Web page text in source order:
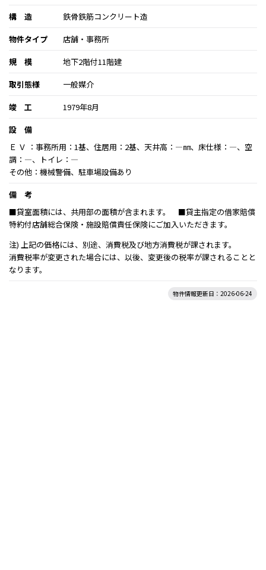
構 造
鉄骨鉄筋コンクリート造
物件タイプ
店舗・事務所
規 模
地下2階付11階建
取引態様
一般媒介
竣 工
1979年8月
設 備
Ｅ Ｖ ：事務所用：1基、住居用：2基、天井高：―㎜、床仕様：―、空
調：―、トイレ：―
その他：機械警備、駐車場設備あり
備 考
■貸室面積には、共用部の面積が含まれます。 ■貸主指定の借家賠償
特約付店舗総合保険・施設賠償責任保険にご加入いただきます。
注) 上記の価格には、別途、消費税及び地方消費税が課されます。
消費税率が変更された場合には、以後、変更後の税率が課されることと
なります。
物件情報更新日：2026-06-24